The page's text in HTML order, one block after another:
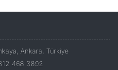
Ankara, Türkiye
468 3892